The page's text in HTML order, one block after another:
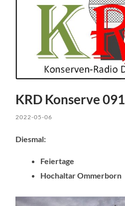
KRD Konserve 091
2022-05-06
Diesmal:
Feiertage
Hochaltar Ommerborn